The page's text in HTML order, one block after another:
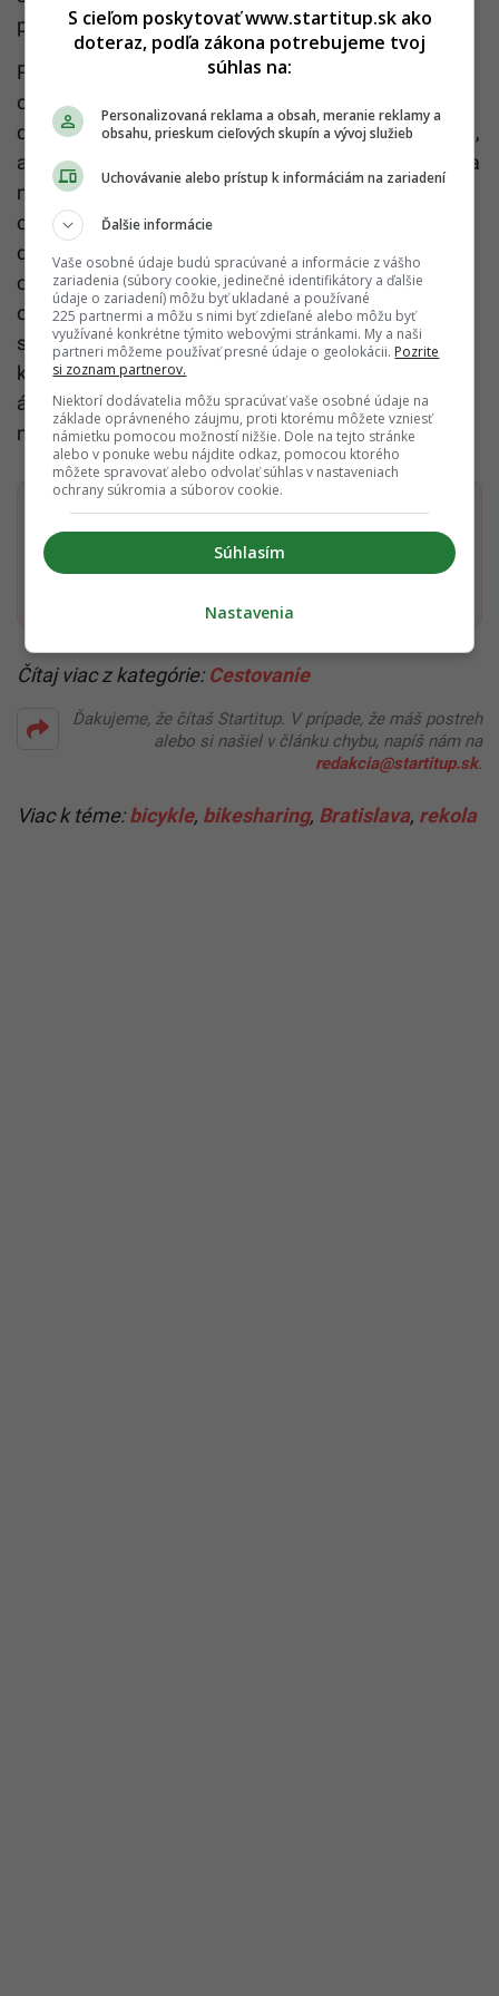
prefarbovali na ružovo.
Projekt recyklovaných kol (bicyklov) – Rekol sa stal
okamžite tak populárnym, že sa postupne rozšíril do
ďalších českých miest, pripájali sa ďalší dobrovoľníci,
až začal byť využívaný natoľko, že spoločnosť začala
namiesto starých bicyklov nakupovať moderné
odľahčené modely. Dobrovoľníci tak vytvorili
dopravný systém, ktorí ročne využije viac 700 tisíc
cestujúcich. To je pre predstavu asi toľko, koľko by
odviezlo 3 tisíc IC vlakov z Bratislavy do Košíc. Od
septembra 2020 sa Rekola rozšírili aj do Bratislavy,
kde chcú naučiť ľudí cestovať bicyklami namiesto
áut. V Bratislave fungujú Rekola už od začiatku s
modernými odľahčenými bicyklami.
Dostaň Startitup do svojich Google odporúčaní
Pridať ako preferovaný zdroj
Čítaj viac z kategórie: Cestovanie
Ďakujeme, že čítaš Startitup. V prípade, že máš postreh
alebo si našiel v článku chybu, napíš nám na
redakcia@startitup.sk.
Viac k téme:bicykle, bikesharing, Bratislava, rekola
S cieľom poskytovať www.startitup.sk ako
doteraz, podľa zákona potrebujeme tvoj
súhlas na:
Personalizovaná reklama a obsah, meranie reklamy a
obsahu, prieskum cieľových skupín a vývoj služieb
Uchovávanie alebo prístup k informáciám na zariadení
Ďalšie informácie
Vaše osobné údaje budú spracúvané a informácie z vášho
zariadenia (súbory cookie, jedinečné identifikátory a ďalšie
údaje o zariadení) môžu byť ukladané a používané
225 partnermi a môžu s nimi byť zdieľané alebo môžu byť
využívané konkrétne týmito webovými stránkami. My a naši
partneri môžeme používať presné údaje o geolokácii. Pozrite
si zoznam partnerov.
Niektorí dodávatelia môžu spracúvať vaše osobné údaje na
základe oprávneného záujmu, proti ktorému môžete vzniesť
námietku pomocou možností nižšie. Dole na tejto stránke
alebo v ponuke webu nájdite odkaz, pomocou ktorého
môžete spravovať alebo odvolať súhlas v nastaveniach
ochrany súkromia a súborov cookie.
Súhlasím
Nastavenia